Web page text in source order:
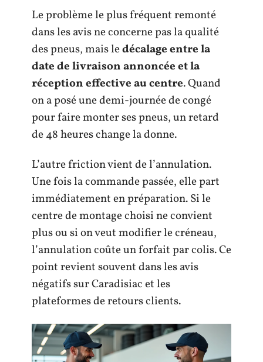
Le problème le plus fréquent remonté
dans les avis ne concerne pas la qualité
des pneus, mais ledécalage entre la
date de livraison annoncée et la
réception effective au centre. Quand
on a posé une demi-journée de congé
pour faire monter ses pneus, un retard
de 48 heures change la donne.
L’autre friction vient de l’annulation.
Une fois la commande passée, elle part
immédiatement en préparation. Si le
centre de montage choisi ne convient
plus ou si on veut modifier le créneau,
l’annulation coûte un forfait par colis. Ce
point revient souvent dans les avis
négatifs sur Caradisiac et les
plateformes de retours clients.